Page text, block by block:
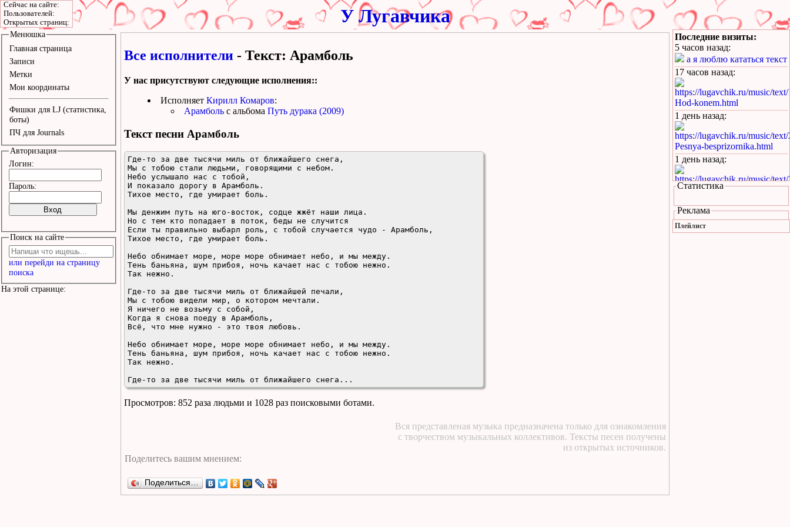
У Лугавчика
Все исполнители - Текст: Арамболь
У нас присутствуют следующие исполнения::
Исполняет Кирилл Комаров:
Арамболь с альбома Путь дурака (2009)
Текст песни Арамболь
Где-то за две тысячи миль от ближайшего снега,
Мы с тобою стали людьми, говорящими с небом.
Небо услышало нас с тобой,
И показало дорогу в Арамболь.
Тихое место, где умирает боль.
Мы денжим путь на юго-восток, содце жжёт наши лица.
Но с тем кто попадает в поток, беды не случится
Если ты правильно выбарл роль, с тобой случается чудо - Арамболь,
Тихое место, где умирает боль.
Небо обнимает море, море море обнимает небо, и мы между.
Тень баньяна, шум прибоя, ночь качает нас с тобою нежно.
Так нежно.
Где-то за две тысячи миль от ближайшей печали,
Мы с тобою видели мир, о котором мечтали.
Я ничего не возьму с собой,
Когда я снова поеду в Арамболь,
Всё, что мне нужно - это твоя любовь.
Небо обнимает море, море море обнимает небо, и мы между.
Тень баньяна, шум прибоя, ночь качает нас с тобою нежно.
Так нежно.
Где-то за две тысячи миль от ближайшего снега...
Просмотров: 852 раза людьми и 1028 раз поисковыми ботами.
Вся представленая музыка предназначена только для ознакомления
с творчеством музыкальных коллективов. Тексты песен получены
из открытых источников.
Поделиться…
Менюшка
Главная страница
Записи
Метки
Мои координаты
Фишки для LJ (статистика,
боты)
ПЧ для Journals
Авторизация
Логин:
Пароль:
Поиск на сайте
или перейди на страницу
поиска
На этой странице:
Последние визиты:
5 часов назад:
а я люблю кататься текст
17 часов назад:
https://lugavchik.ru/music/
Hod-konem.html
1 день назад:
https://lugavchik.ru/music/
Pesnya-besprizornika.html
1 день назад:
https://lugavchik.ru/music/
Pesnya-besprizornika.html
https://lugavchik.ru/music/
Leto-(pesnya-dlya-Coya).html
Статистика
Реклама
Плейлист
Сейчас на сайте:
Пользователей:
Открытых страниц: